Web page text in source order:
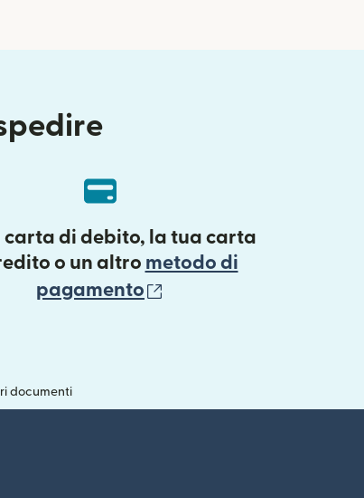
carta di debito, la tua carta
o un altro metodo di
pagamento
documenti